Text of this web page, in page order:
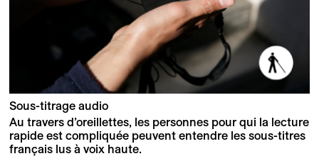
Sous-titrage audio
Au travers d’oreillettes, les personnes pour qui la lecture
rapide est compliquée peuvent entendre les sous-titres
français lus à voix haute.